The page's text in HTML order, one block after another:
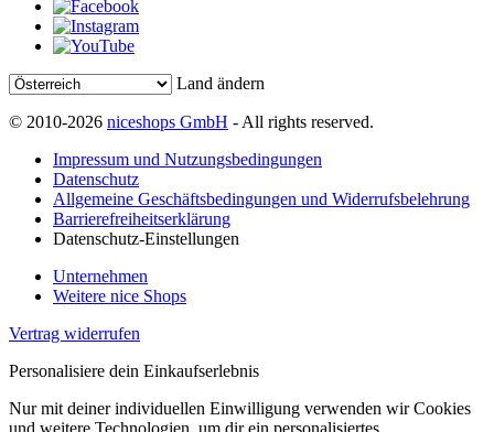
Land ändern
© 2010-2026 niceshops GmbH - All rights reserved.
Impressum und Nutzungsbedingungen
Datenschutz
Allgemeine Geschäftsbedingungen und Widerrufsbelehrung
Barrierefreiheitserklärung
Datenschutz-Einstellungen
Unternehmen
Weitere nice Shops
Vertrag widerrufen
Personalisiere dein Einkaufserlebnis
Nur mit deiner individuellen Einwilligung verwenden wir Cookies
und weitere Technologien, um dir ein personalisiertes